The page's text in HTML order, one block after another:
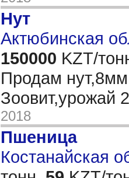
Нут
Актюбинская
150000 KZT/
Продам
Зоовит,урожай
2018
Пшеница
Костанайская